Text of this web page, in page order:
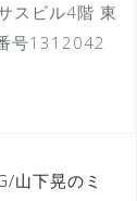
スビル4階 東
号1312042
山下晃のミ